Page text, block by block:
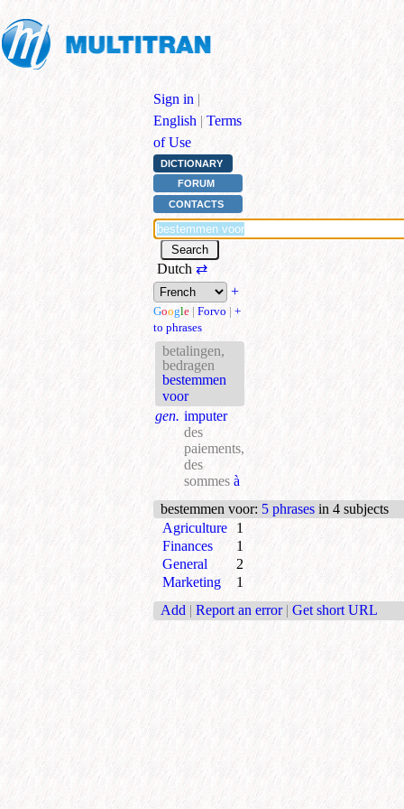
Sign in |
English | Terms
of Use
DICTIONARY
FORUM
CONTACTS
Dutch ⇄
+
Google | Forvo | +
to phrases
betalingen,
bedragen
bestemmen
voor
gen. imputer
des
paiements,
des
sommes à
bestemmen voor: 5 phrases in 4 subjects
Agriculture
1
Finances
1
General
2
Marketing
1
Add | Report an error | Get short URL